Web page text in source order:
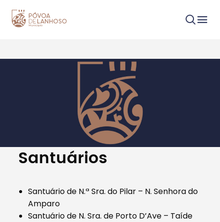
Tipo de conteúdo
Filtros
Santuários
Santuário de N.ª Sra. do Pilar – N. Senhora do
Amparo
Santuário de N. Sra. de Porto D’Ave – Taíde